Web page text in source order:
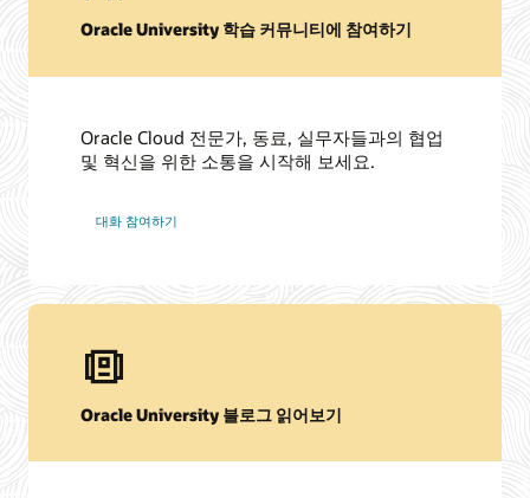
Oracle University 학습 커뮤니티에 참여하기
Oracle Cloud 전문가, 동료, 실무자들과의 협업
및 혁신을 위한 소통을 시작해 보세요.
대화 참여하기
Oracle University 블로그 읽어보기